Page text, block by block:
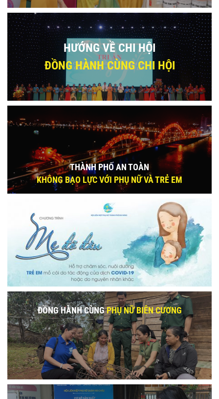
HƯỚNG VỀ CHI HỘI
ĐỒNG HÀNH CÙNG CHI HỘI
THÀNH PHỐ AN TOÀN
KHÔNG BẠO LỰC VỚI PHỤ NỮ VÀ TRẺ EM
ĐỒNG HÀNH CÙNGPHỤ NỮ BIÊN CƯƠNG